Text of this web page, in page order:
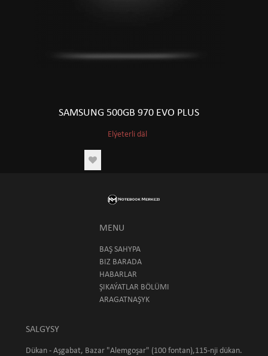
SAMSUNG 500GB 970 EVO PLUS
Elýeterli däl
MENU
BAŞ SAHYPA
BIZ BARADA
HABARLAR
ŞIKAÝATLAR BÖLÜMI
ARAGATNAŞYK
SALGYSY
Dükan - Aşgabat, Bazar "Alemgoşar" (100 fontan),115-nji dükan.